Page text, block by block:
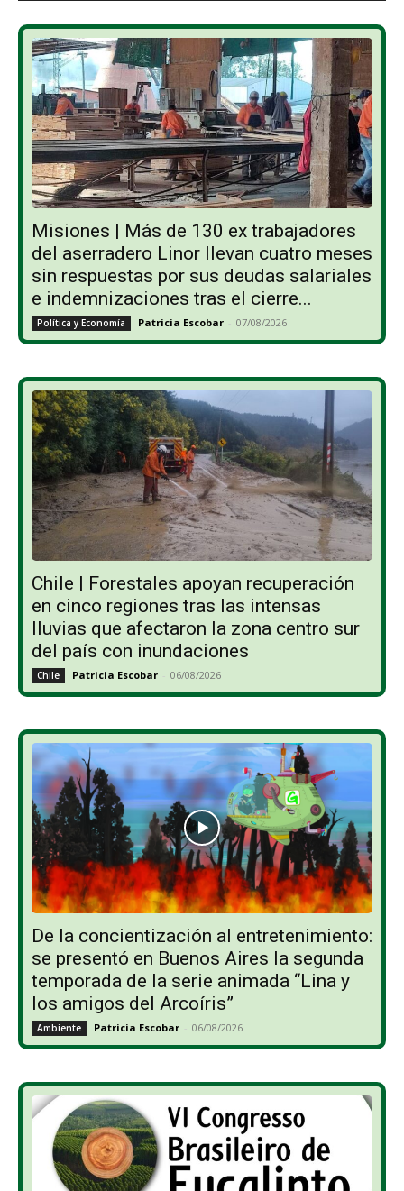
Misiones | Más de 130 ex trabajadores
del aserradero Linor llevan cuatro meses
sin respuestas por sus deudas salariales
e indemnizaciones tras el cierre...
Política y Economía Patricia Escobar - 07/08/2026
Chile | Forestales apoyan recuperación
en cinco regiones tras las intensas
lluvias que afectaron la zona centro sur
del país con inundaciones
Chile Patricia Escobar - 06/08/2026
De la concientización al entretenimiento:
se presentó en Buenos Aires la segunda
temporada de la serie animada “Lina y
los amigos del Arcoíris”
Ambiente Patricia Escobar - 06/08/2026